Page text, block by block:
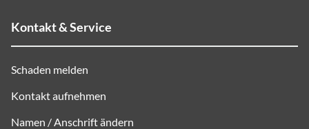
Kontakt & Service
Schaden melden
Kontakt aufnehmen
Namen / Anschrift ändern